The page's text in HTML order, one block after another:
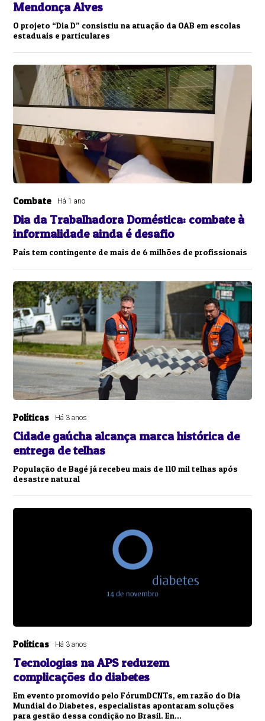
Mendonça Alves
O projeto “Dia D” consistiu na atuação da OAB em escolas
estaduais e particulares
Combate Há 1 ano
Dia da Trabalhadora Doméstica: combate à
informalidade ainda é desafio
País tem contingente de mais de 6 milhões de profissionais
Políticas Há 3 anos
Cidade gaúcha alcança marca histórica de
entrega de telhas
População de Bagé já recebeu mais de 110 mil telhas após
desastre natural
Políticas Há 3 anos
Tecnologias na APS reduzem
complicações do diabetes
Em evento promovido pelo FórumDCNTs, em razão do Dia
Mundial do Diabetes, especialistas apontaram soluções
para gestão dessa condição no Brasil. En...